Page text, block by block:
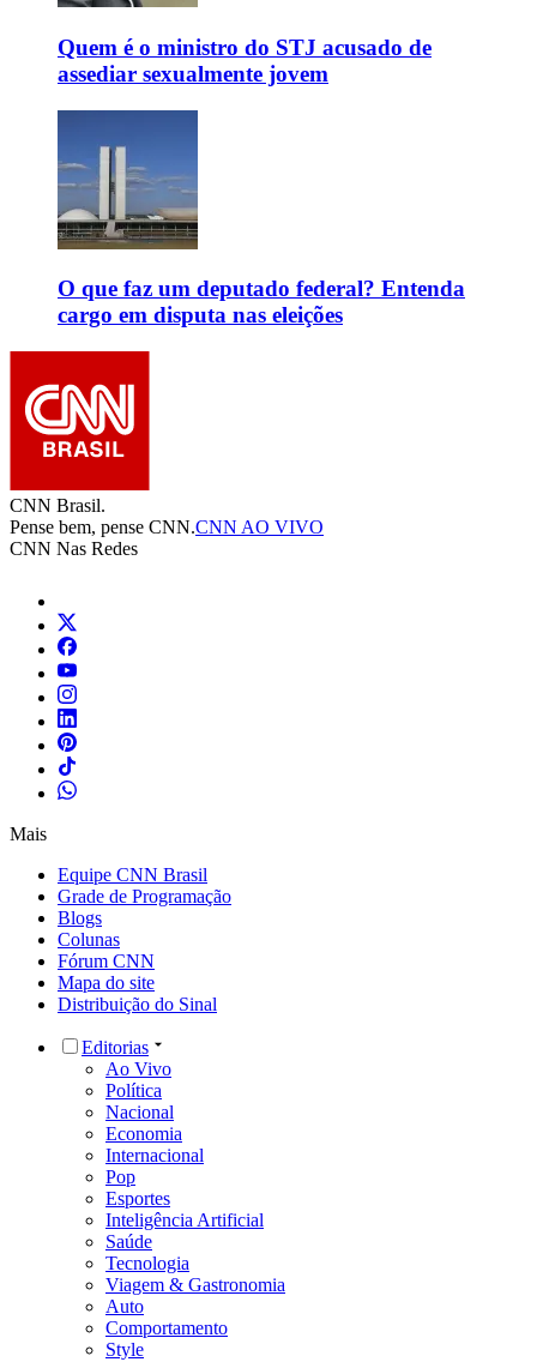
Quem é o ministro do STJ acusado de
assediar sexualmente jovem
O que faz um deputado federal? Entenda
cargo em disputa nas eleições
CNN Brasil.
Pense bem, pense CNN.CNN AO VIVO
CNN Nas Redes
Mais
Equipe CNN Brasil
Grade de Programação
Blogs
Colunas
Fórum CNN
Mapa do site
Distribuição do Sinal
Editorias
Ao Vivo
Política
Nacional
Economia
Internacional
Pop
Esportes
Inteligência Artificial
Saúde
Tecnologia
Viagem & Gastronomia
Auto
Comportamento
Style